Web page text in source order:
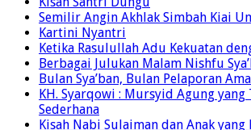
Kisah Santri Dungu
Semilir Angin Akhlak Simbah Kiai
Kartini Nyantri
Ketika Rasulullah Adu Kekuatan
Berbagai Julukan Malam Nishfu
Bulan Sya’ban, Bulan Pelaporan
KH. Syarqowi : Mursyid Agung yang
Sederhana